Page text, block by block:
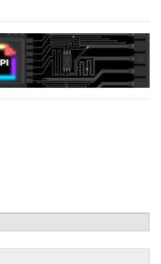
Svenska
Engelska
Övriga diskussioner
Livehjälpen